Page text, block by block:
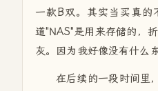
一款B双。其实当买真的
道"NAS"是用来存储的，
灰。因为我好像没有什么
在后续的一段时间里